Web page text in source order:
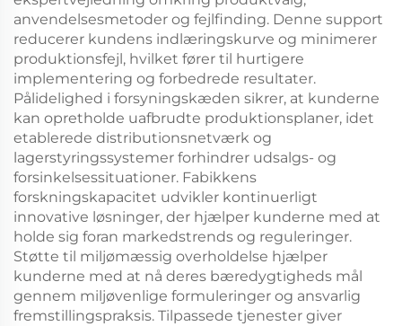
anvendelsesmetoder og fejlfinding. Denne support
reducerer kundens indlæringskurve og minimerer
produktionsfejl, hvilket fører til hurtigere
implementering og forbedrede resultater.
Pålidelighed i forsyningskæden sikrer, at kunderne
kan opretholde uafbrudte produktionsplaner, idet
etablerede distributionsnetværk og
lagerstyringssystemer forhindrer udsalgs- og
forsinkelsessituationer. Fabikkens
forskningskapacitet udvikler kontinuerligt
innovative løsninger, der hjælper kunderne med at
holde sig foran markedstrends og reguleringer.
Støtte til miljømæssig overholdelse hjælper
kunderne med at nå deres bæredygtigheds mål
gennem miljøvenlige formuleringer og ansvarlig
fremstillingspraksis. Tilpassede tjenester giver